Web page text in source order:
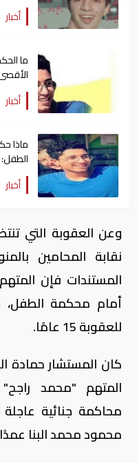
أخبار
أخبار
ماذا
سنة
أخبار
وعن العقوبة التي
نقابة المحامين
المستندات فإن
أمام محكمة الطفل،
للعقوبة 15 عامًا.
كان المستشار حمادة
المتهم "محمد
محاكمة جنائية
محمود محمد البنا